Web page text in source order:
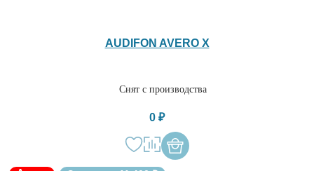
AUDIFON AVERO X
Снят с производства
0 ₽